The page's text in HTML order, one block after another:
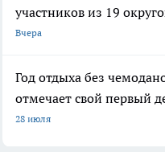
участников из 19
Вчера
Год отдыха без
отмечает свой первый
28 июля